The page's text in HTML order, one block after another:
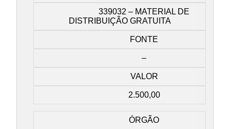
339032 – MATERIAL DE
DISTRIBUIÇÃO GRATUITA
FONTE
–
VALOR
2.500,00
ÓRGÃO